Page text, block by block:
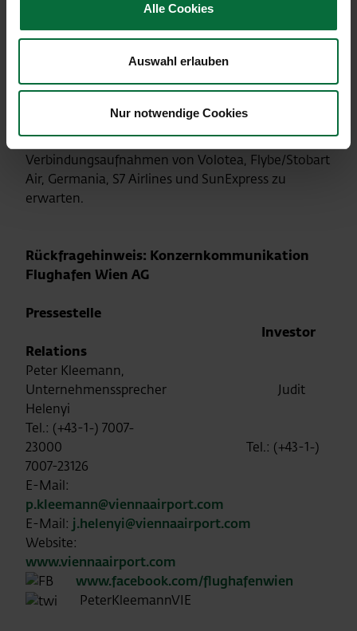
Alle Cookies
Auswahl erlauben
Nur notwendige Cookies
Für den Standort Wien erwartet der Flughafen
und +2%. Erste Impulse dafür sind aus heutiger
Sicht unter anderem durch neue
Streckenaufnahmen nach Los Angeles (US), Mahé
Airlines, zu 19 Destinationen durch Eurowings
sowie durch Frequenzaufstockungen und neue
Verbindungsaufnahmen von Volotea, Flybe/Stobart
Air, Germania, S7 Airlines und SunExpress zu
erwarten.
Rückfragehinweis: Konzernkommunikation
Flughafen Wien AG
Pressestelle
Investor
Relations
Peter Kleemann,
Unternehmenssprecher Judit
Helenyi
Tel.: (+43-1-) 7007-
23000 Tel.: (+43-1-)
7007-23126
E-Mail:
p.kleemann@viennaairport.com
E-Mail: j.helenyi@viennaairport.com
Website:
www.viennaairport.com
www.facebook.com/flughafenwien
PeterKleemannVIE